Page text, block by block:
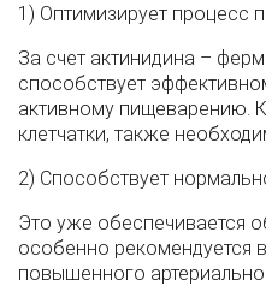
1) Оптимизирует процесс
За счет актинидина –
способствует
активному пищеварению.
клетчатки, также
2) Способствует
Это уже обеспечивается
особенно рекомендуется
повышенного